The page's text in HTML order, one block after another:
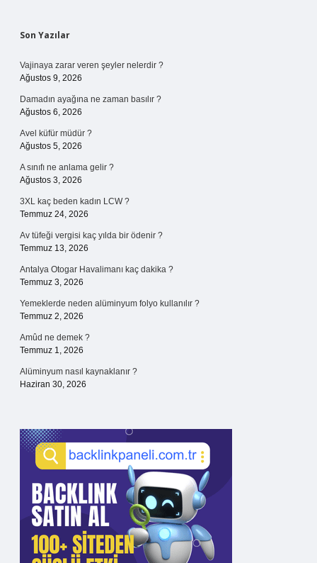
Sidebar
Son Yazılar
Vajinaya zarar veren şeyler nelerdir ?
Ağustos 9, 2026
Damadın ayağına ne zaman basılır ?
Ağustos 6, 2026
Avel küfür müdür ?
Ağustos 5, 2026
A sınıfı ne anlama gelir ?
Ağustos 3, 2026
3XL kaç beden kadın LCW ?
Temmuz 24, 2026
Av tüfeği vergisi kaç yılda bir ödenir ?
Temmuz 13, 2026
Antalya Otogar Havalimanı kaç dakika ?
Temmuz 3, 2026
Yemeklerde neden alüminyum folyo kullanılır ?
Temmuz 2, 2026
Amûd ne demek ?
Temmuz 1, 2026
Alüminyum nasıl kaynaklanır ?
Haziran 30, 2026